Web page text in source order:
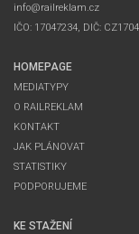
info@railreklam.cz
IČO: 17047234, DIČ:
HOMEPAGE
MEDIATYPY
O RAILREKLAM
KONTAKT
JAK PLÁNOVAT
STATISTIKY
PODPORUJEME
KE STAŽENÍ